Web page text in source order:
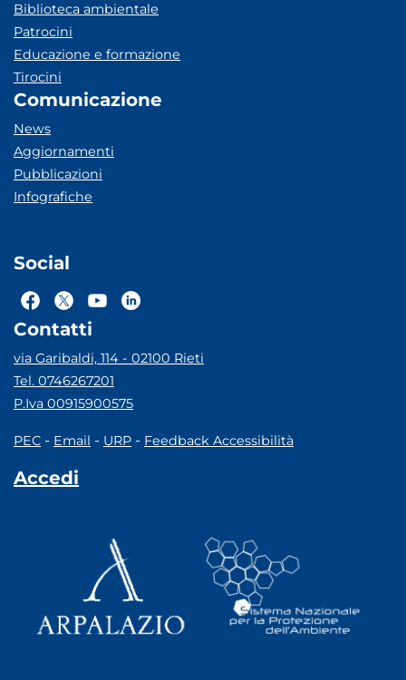
Biblioteca ambientale
Patrocini
Educazione e formazione
Tirocini
Comunicazione
News
Aggiornamenti
Pubblicazioni
Infografiche
Social
Contatti
via Garibaldi, 114 - 02100 Rieti
Tel. 0746267201
P.Iva 00915900575
PEC - Email - URP - Feedback Accessibilità
Accedi